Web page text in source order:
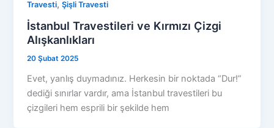
Travesti,Şişli Travesti
İstanbul Travestileri ve Kırmızı Çizgi
Alışkanlıkları
20 Şubat 2025
Evet, yanlış duymadınız. Herkesin bir noktada “Dur!”
dediği sınırlar vardır, ama İstanbul travestileri bu
çizgileri hem esprili bir şekilde hem